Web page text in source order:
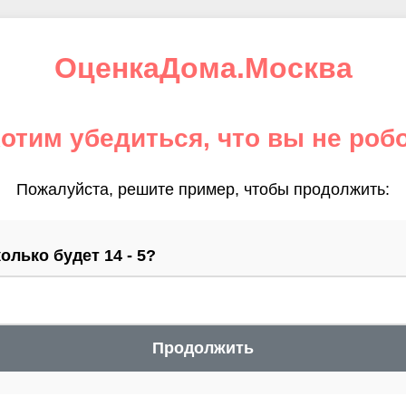
ОценкаДома.Москва
убедиться, что вы не
Пожалуйста, решите пример, чтобы продолжить:
будет 14 - 5?
Продолжить